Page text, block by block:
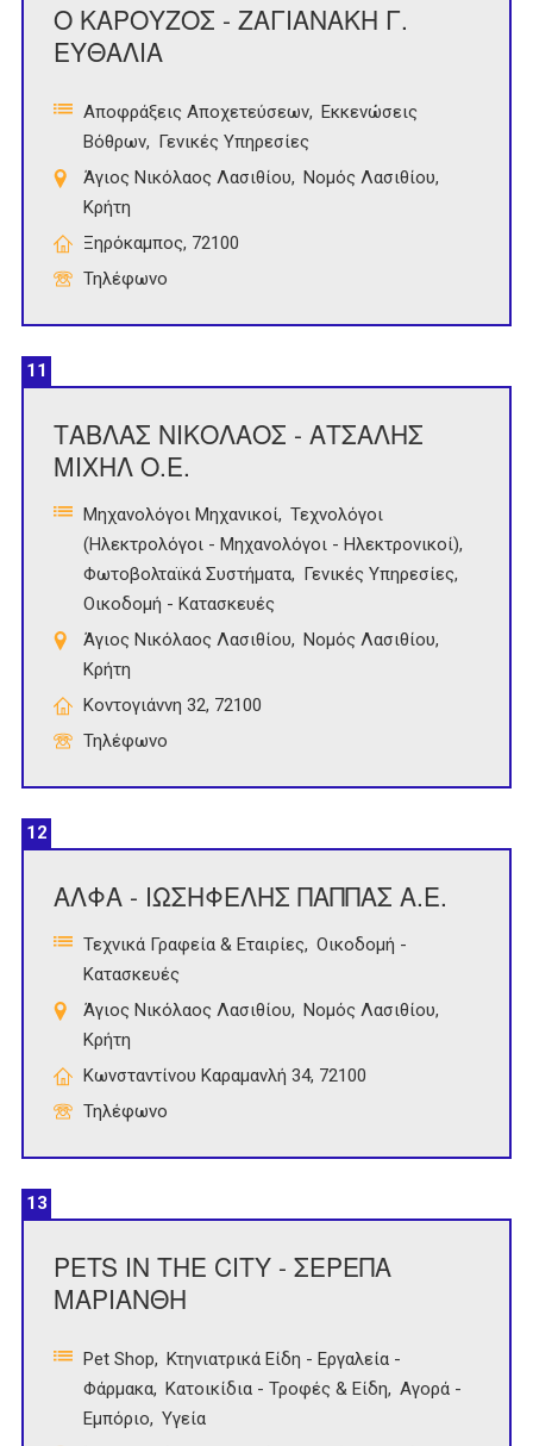
Ο ΚΑΡΟΥΖΟΣ - ΖΑΓΙΑΝΑΚΗ Γ.
ΕΥΘΑΛΙΑ
Αποφράξεις Αποχετεύσεων
Εκκενώσεις
Βόθρων
Γενικές Υπηρεσίες
Άγιος Νικόλαος Λασιθίου
Νομός Λασιθίου
Κρήτη
Ξηρόκαμπος, 72100
Τηλέφωνο
11
ΤΑΒΛΑΣ ΝΙΚΟΛΑΟΣ - ΑΤΣΑΛΗΣ
ΜΙΧΗΛ Ο.Ε.
Μηχανολόγοι Μηχανικοί Τεχνολόγοι
(Ηλεκτρολόγοι - Μηχανολόγοι - Ηλεκτρονικοί)
Φωτοβολταϊκά Συστήματα
Γενικές Υπηρεσίες
Οικοδομή - Κατασκευές
Άγιος Νικόλαος Λασιθίου
Νομός Λασιθίου
Κρήτη
Κοντογιάννη 32, 72100
Τηλέφωνο
12
ΑΛΦΑ - ΙΩΣΗΦΕΛΗΣ ΠΑΠΠΑΣ Α.Ε.
Τεχνικά Γραφεία & Εταιρίες
Οικοδομή -
Κατασκευές
Άγιος Νικόλαος Λασιθίου
Νομός Λασιθίου
Κρήτη
Κωνσταντίνου Καραμανλή 34, 72100
Τηλέφωνο
13
PETS IN THE CITY - ΣΕΡΕΠΑ
ΜΑΡΙΑΝΘΗ
Pet Shop
Κτηνιατρικά Είδη - Εργαλεία -
Φάρμακα
Κατοικίδια - Τροφές & Είδη
Αγορά -
Εμπόριο
Υγεία